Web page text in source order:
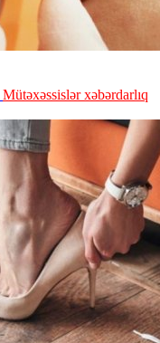
Mütəxəssislər xəbərdarlıq